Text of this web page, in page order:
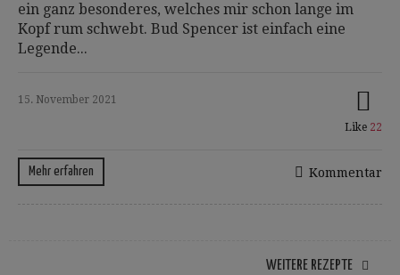
ein ganz besonderes, welches mir schon lange im
Kopf rum schwebt. Bud Spencer ist einfach eine
Legende...
15. November 2021
Like 22
Mehr erfahren Kommentar
WEITERE REZEPTE